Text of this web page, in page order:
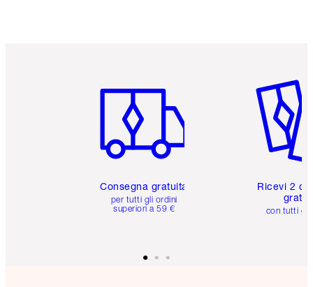
Consegna gratuita
per tutti gli ordini
superiori a 59 €
Ricevi 2
con tutti gli